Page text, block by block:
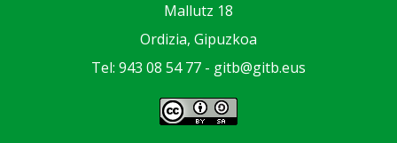
Mallutz 18
Ordizia, Gipuzkoa
Tel: 943 08 54 77 - gitb@gitb.eus